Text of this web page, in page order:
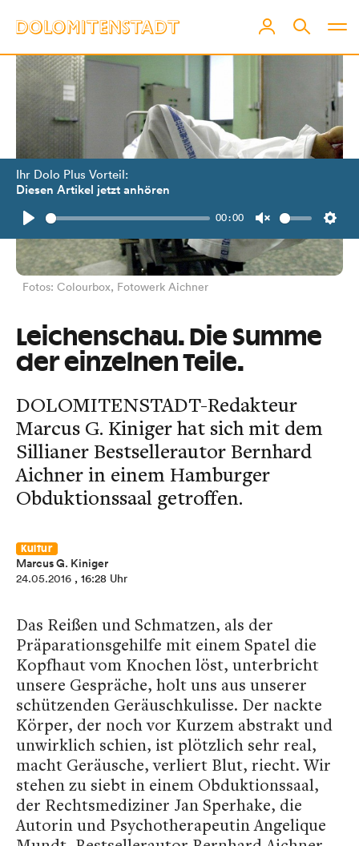
Ihr Dolo Plus Vorteil:
Diesen Artikel jetzt anhören
Play
00:00
Unmute
Fotos: Colourbox, Fotowerk Aichner
Leichenschau. Die Summe
der einzelnen Teile.
DOLOMITENSTADT-Redakteur
Marcus G. Kiniger hat sich mit dem
Sillianer Bestsellerautor Bernhard
Aichner in einem Hamburger
Obduktionssaal getroffen.
Kultur
Marcus G. Kiniger
24.05.2016 , 16:28 Uhr
Das Reißen und Schmatzen, als der
Präparationsgehilfe mit einem Spatel die
Kopfhaut vom Knochen löst, unterbricht
unsere Gespräche, holt uns aus unserer
schützenden Geräuschkulisse. Der nackte
Körper, der noch vor Kurzem abstrakt und
unwirklich schien, ist plötzlich sehr real,
macht Geräusche, verliert Blut, riecht. Wir
stehen zu siebt in einem Obduktionssaal,
der Rechtsmediziner Jan Sperhake, die
Autorin und Psychotherapeutin Angelique